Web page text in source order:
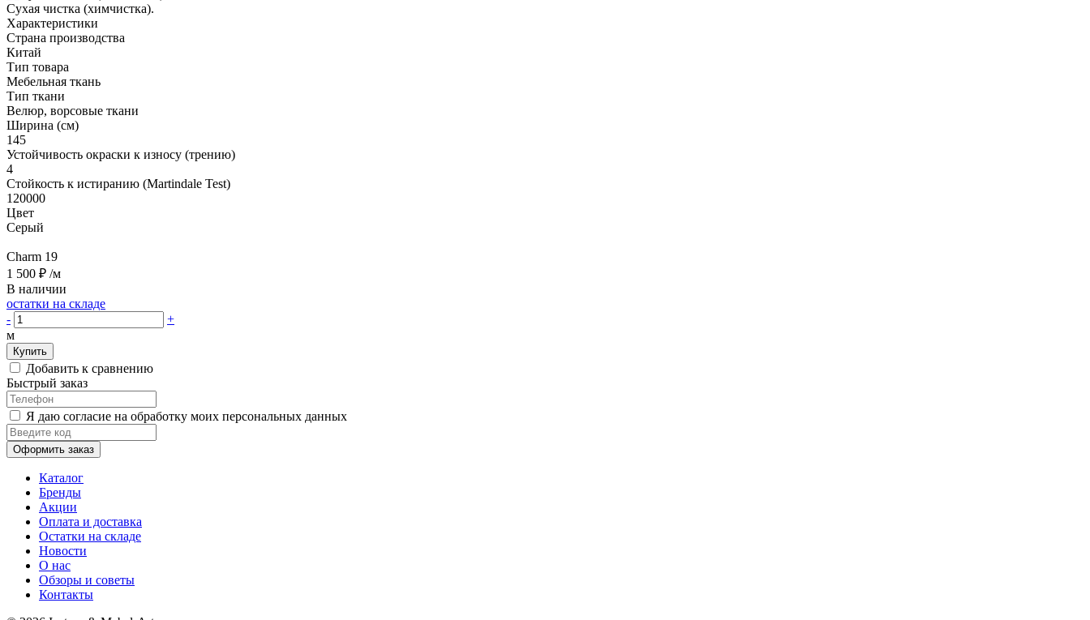
Cухая чистка (химчистка).
Характеристики
Страна производства
Китай
Тип товара
Мебельная ткань
Тип ткани
Велюр, ворсовые ткани
Ширина (см)
145
Устойчивость окраски к износу (трению)
4
Стойкость к истиранию (Martindale Test)
120000
Цвет
Серый
Charm 19
1 500 ₽ /м
В наличии
остатки на складе
-
+
м
Купить
Добавить к сравнению
Быстрый заказ
Я даю согласие на обработку моих персональных данных
Оформить заказ
Каталог
Бренды
Акции
Оплата и доставка
Остатки на складе
Новости
О нас
Обзоры и советы
Контакты